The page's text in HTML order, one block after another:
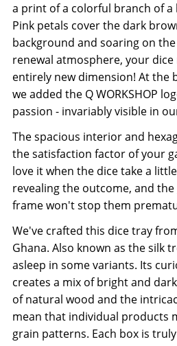
a print of a colorful branch of
Pink petals cover the dark
background and soaring on
renewal atmosphere, your dice
entirely new dimension! At the
we added the Q WORKSHOP
passion - invariably visible in
The spacious interior and
the satisfaction factor of your
love it when the dice take a
revealing the outcome, and
frame won't stop them
We've crafted this dice tray
Ghana. Also known as the silk
asleep in some variants. Its
creates a mix of bright and
of natural wood and the
mean that individual products
grain patterns. Each box is